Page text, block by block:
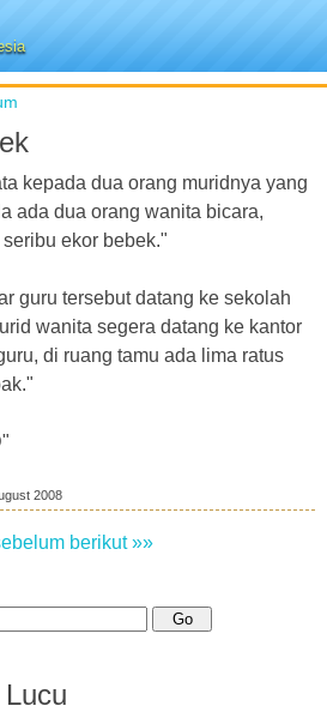
kepada dua orang muridnya yang
ada dua orang wanita bicara,
ekor bebek."
guru tersebut datang ke sekolah
wanita segera datang ke kantor
di ruang tamu ada lima ratus
2008
berikut »»